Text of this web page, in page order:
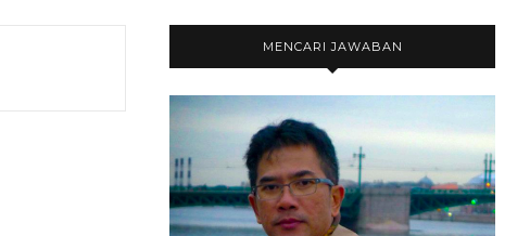
MENCARI JAWABAN